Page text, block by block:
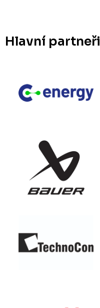
Hlavní partneři